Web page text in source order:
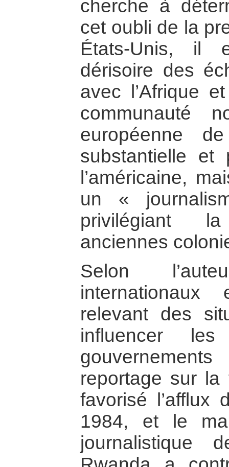
cherche à
cet oubli de la
États-Unis, il
dérisoire des
avec l’Afrique
communauté
européenne
substantielle et
l’américaine,
un «
privilégiant
anciennes
Selon
relevant des
influencer
reportage sur
favorisé l’afflux
1984, et le
journalistique